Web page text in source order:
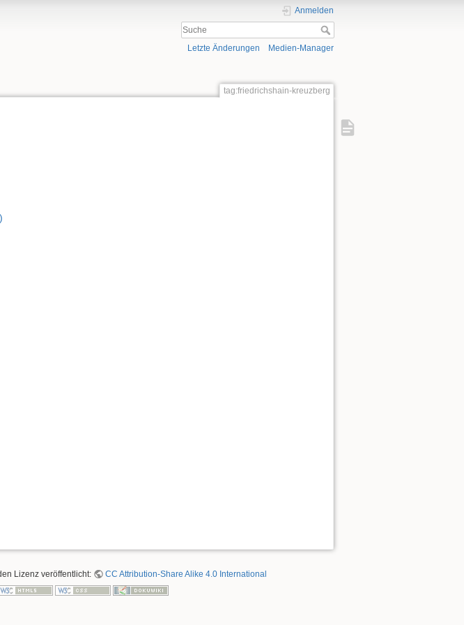
Anmelden
Letzte Änderungen Medien-Manager
tag:friedrichshain-kreuzberg
Lizenz veröffentlicht: CC Attribution-Share Alike 4.0 International